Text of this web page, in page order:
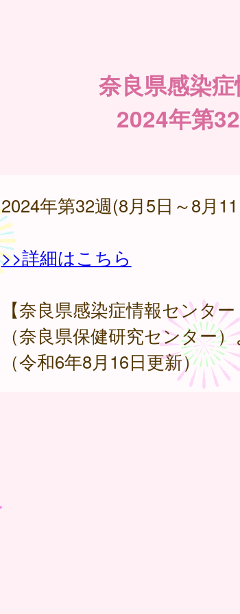
奈良県感染
2024年第
2024年第32週(8月5日～8月
>>詳細はこちら
【奈良県感染症情報センター
（奈良県保健研究センター）
（令和6年8月16日更新）